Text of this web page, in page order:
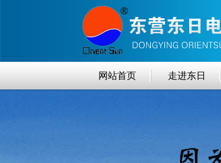
网站首页 走进东日